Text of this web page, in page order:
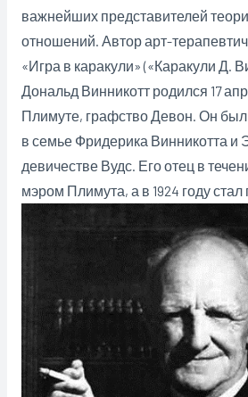
важнейших представителей
отношений. Автор арт-
«Игра в каракули» («Каракули Д.
Дональд Винникотт родился 17
Плимуте, графство Девон. Он
в семье Фридерика Винникотта и
девичестве Вудс. Его отец в
мэром Плимута, а в 1924 году стал